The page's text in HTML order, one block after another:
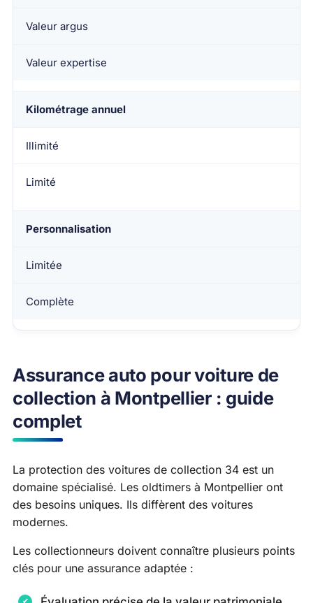
Valeur argus
Valeur expertise
Kilométrage annuel
Illimité
Limité
Personnalisation
Limitée
Complète
Assurance auto pour voiture de
collection à Montpellier : guide
complet
La protection des voitures de collection 34 est un
domaine spécialisé. Les oldtimers à Montpellier ont
des besoins uniques. Ils diffèrent des voitures
modernes.
Les collectionneurs doivent connaître plusieurs points
clés pour une assurance adaptée :